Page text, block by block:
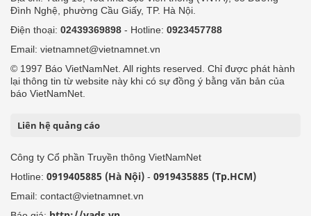
Đình Nghệ, phường Cầu Giấy, TP. Hà Nội.
Điện thoại: 02439369898 - Hotline: 0923457788
Email: vietnamnet@vietnamnet.vn
© 1997 Báo VietNamNet. All rights reserved. Chỉ được phát hành
lại thông tin từ website này khi có sự đồng ý bằng văn bản của
báo VietNamNet.
Liên hệ quảng cáo
Công ty Cổ phần Truyền thông VietNamNet
Hotline: 0919405885 (Hà Nội) - 0919435885 (Tp.HCM)
Email: contact@vietnamnet.vn